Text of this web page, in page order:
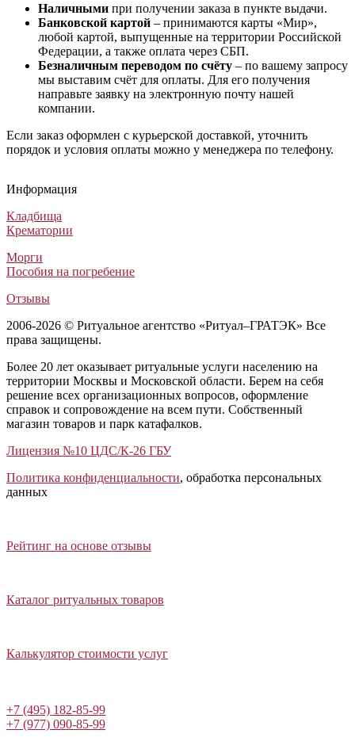
Наличными при получении заказа в пункте выдачи.
Банковской картой – принимаются карты «Мир»,
любой картой, выпущенные на территории Российской
Федерации, а также оплата через СБП.
Безналичным переводом по счёту – по вашему запросу
мы выставим счёт для оплаты. Для его получения
направьте заявку на электронную почту нашей
компании.
Если заказ оформлен с курьерской доставкой, уточнить
порядок и условия оплаты можно у менеджера по телефону.
Венки из искусственных цветов
Венки из живых цветов
Венки из искусственных цветов
Венки из искусственных цветов
Информация
Кладбища
Крематории
Морги
Пособия на погребение
Отзывы
2006-2026 © Ритуальное агентство «Ритуал–ГРАТЭК» Все
права защищены.
Более 20 лет оказывает ритуальные услуги населению на
территории Москвы и Московской области. Берем на себя
решение всех организационных вопросов, оформление
справок и сопровождение на всем пути. Собственный
магазин товаров и парк катафалков.
Лицензия №10 ЦДС/К-26 ГБУ
Политика конфиденциальности, обработка персональных
данных
Рейтинг на основе отзывы
Каталог ритуальных товаров
Калькулятор стоимости услуг
+7 (495) 182-85-99
+7 (977) 090-85-99